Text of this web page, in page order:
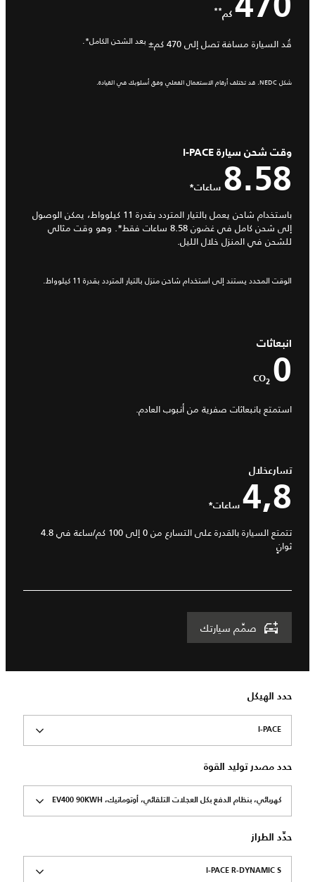
470 كم**
قُد السيارة مسافة تصل إلى 470 كم± بعد الشحن الكامل*.
شكل NEDC. قد تختلف أرقام الاستعمال الفعلي وفق أسلوبك في القيادة.
وقت شحن سيارة I-PACE
8.58 ساعات*
باستخدام شاحن يعمل بالتيار المتردد بقدرة 11 كيلوواط، يمكن الوصول
إلى شحن كامل في غضون 8.58 ساعات فقط*. وهو وقت مثالي
للشحن في المنزل خلال الليل.
الوقت المحدد يستند إلى استخدام شاحن منزل بالتيار المتردد بقدرة 11 كيلوواط.
انبعاثات
0
2
استمتع بانبعاثات صفرية من أنبوب العادم.
تسارعخلال
4,8 ساعات*
تتمتع السيارة بالقدرة على التسارع من 0 إلى 100 كم/ساعة في 4.8
ثوانٍ
صمِّم سيارتك
حدد الهيكل
I-PACE
حدد مصدر توليد القوة
كهربائي، بنظام الدفع بكل العجلات التلقائي، أوتوماتيك، EV400 90KWH
حدِّد الطراز
I-PACE R-DYNAMIC S